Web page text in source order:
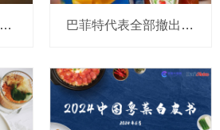
突发 | 卡夫亨氏宣布将分拆成两家独立上市公司，“亨氏”和“味事达”等在华品牌归属基本敲定 巴菲特代表全部撤出董事会，卡夫亨氏立即预告要做买卖，释放什么信号？